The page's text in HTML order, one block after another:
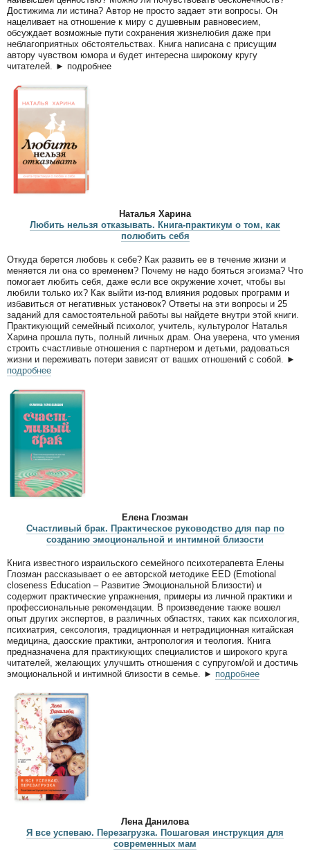
Достижима ли истина? Автор не просто задает эти вопросы. Он
нацеливает на отношение к миру с душевным равновесием,
обсуждает возможные пути сохранения жизнелюбия даже при
неблагоприятных обстоятельствах. Книга написана с присущим
автору чувством юмора и будет интересна широкому кругу
читателей. ► подробнее
Наталья Харина
Любить нельзя отказывать. Книга-практикум о том, как
полюбить себя
Откуда берется любовь к себе? Как развить ее в течение жизни и
меняется ли она со временем? Почему не надо бояться эгоизма? Что
помогает любить себя, даже если все окружение хочет, чтобы вы
любили только их? Как выйти из-под влияния родовых программ и
избавиться от негативных установок? Ответы на эти вопросы и 25
заданий для самостоятельной работы вы найдете внутри этой книги.
Практикующий семейный психолог, учитель, культуролог Наталья
Харина прошла путь, полный личных драм. Она уверена, что умения
строить счастливые отношения с партнером и детьми, радоваться
жизни и переживать потери зависят от ваших отношений с собой. ►
подробнее
Елена Глозман
Счастливый брак. Практическое руководство для пар по
созданию эмоциональной и интимной близости
Книга известного израильского семейного психотерапевта Елены
Глозман рассказывает о ее авторской методике EED (Emotional
closeness Education – Развитие Эмоциональной Близости) и
содержит практические упражнения, примеры из личной практики и
профессиональные рекомендации. В произведение также вошел
опыт других экспертов, в различных областях, таких как психология,
психиатрия, сексология, традиционная и нетрадиционная китайская
медицина, даосские практики, антропология и теология. Книга
предназначена для практикующих специалистов и широкого круга
читателей, желающих улучшить отношения с супругом/ой и достичь
эмоциональной и интимной близости в семье. ► подробнее
Лена Данилова
Я все успеваю. Перезагрузка. Пошаговая инструкция для
современных мам